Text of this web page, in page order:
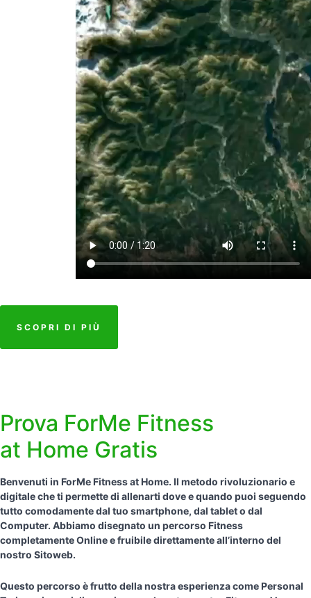
SCOPRI DI PIÙ
Prova ForMe Fitness
at Home Gratis
Benvenuti in ForMe Fitness at Home. Il metodo rivoluzionario e
digitale che ti permette di allenarti dove e quando puoi seguendo
tutto comodamente dal tuo smartphone, dal tablet o dal
Computer. Abbiamo disegnato un percorso Fitness
completamente Online e fruibile direttamente all’interno del
nostro Sitoweb.
Questo percorso è frutto della nostra esperienza come Personal